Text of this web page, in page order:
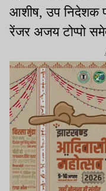
आशीष, उप निदेशक
रेंजर अजय टोप्पो